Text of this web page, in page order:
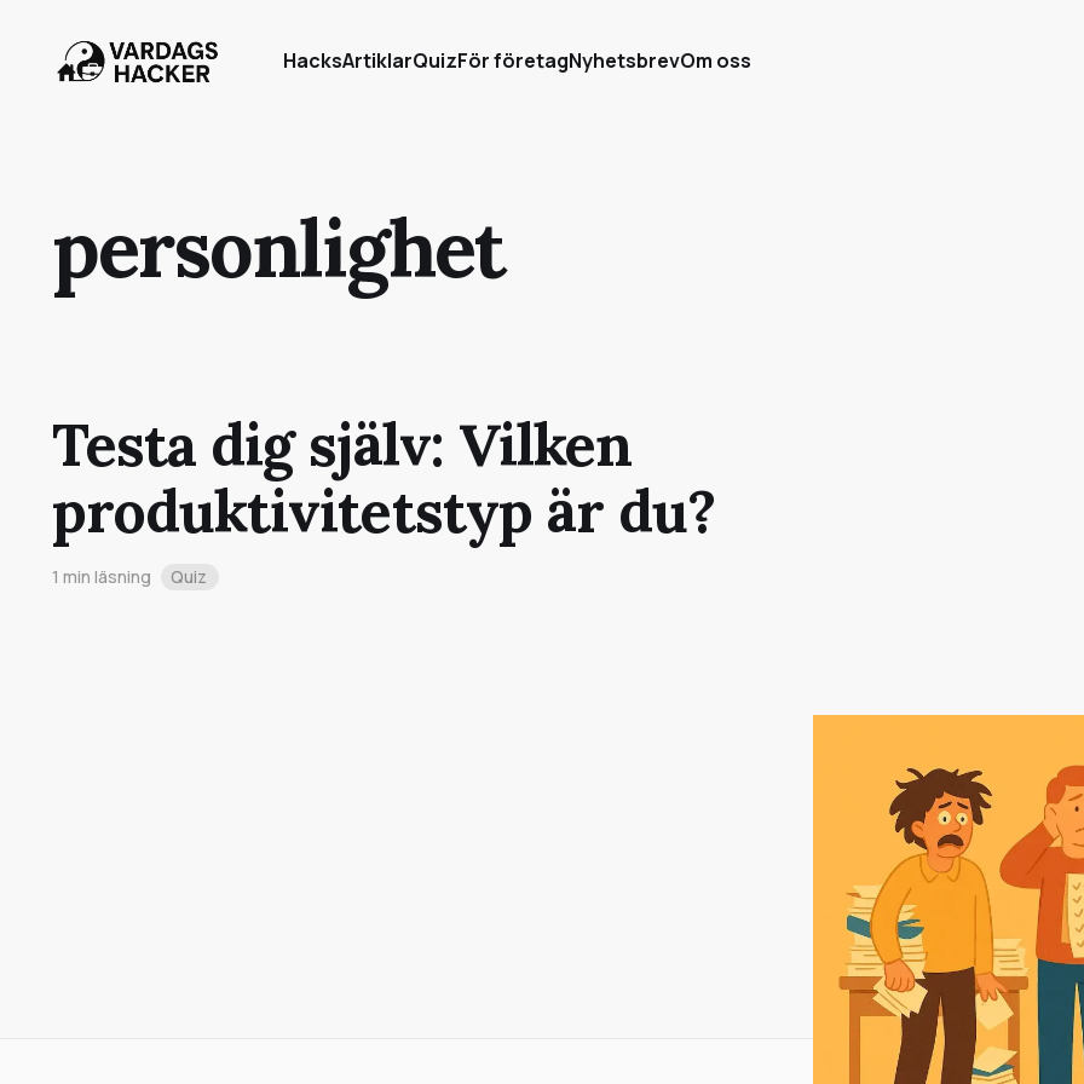
HacksArtiklarQuizFör företagNyhetsbrevOm oss
personlighet
Testa dig själv: Vilken
produktivitetstyp är du?
1 min läsning Quiz